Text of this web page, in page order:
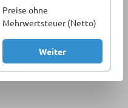
Preise ohne
Mehrwertsteuer (Netto)
Weiter
Diamantzubehör
filtern